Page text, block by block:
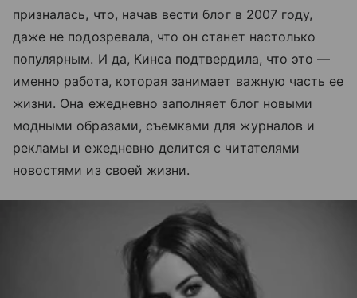
призналась, что, начав вести блог в 2007 году,
даже не подозревала, что он станет настолько
популярным. И да, Кинса подтвердила, что это —
именно работа, которая занимает важную часть ее
жизни. Она ежедневно заполняет блог новыми
модными образами, съемками для журналов и
рекламы и ежедневно делится с читателями
новостями из своей жизни.